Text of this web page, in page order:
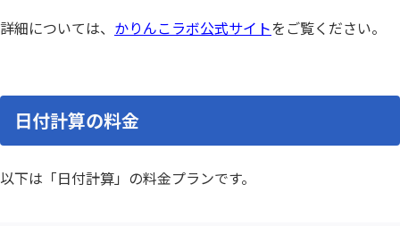
詳細については、 かりんこラボ公式サイトをご覧ください。
日付計算の料金
以下は「日付計算」の料金プランです。